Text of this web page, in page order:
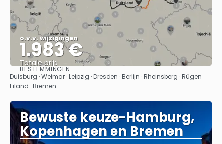
o.v.v. wijzigingen
1.983 €
Totale prijs
Bekijk
BESTEMMINGEN
Duisburg · Weimar · Leipzig · Dresden · Berlijn · Rheinsberg · Rügen
Eiland · Bremen
Bewuste keuze-Hamburg,
Kopenhagen en Bremen